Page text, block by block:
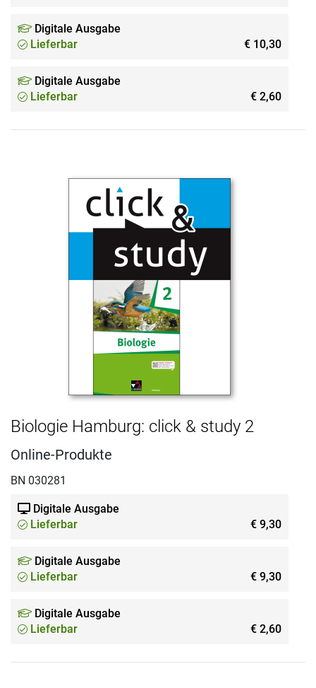
Digitale Ausgabe
Lieferbar
€ 10,30
Digitale Ausgabe
Lieferbar
€ 2,60
Biologie Hamburg: click & study 2
Online-Produkte
BN 030281
Digitale Ausgabe
Lieferbar
€ 9,30
Digitale Ausgabe
Lieferbar
€ 9,30
Digitale Ausgabe
Lieferbar
€ 2,60